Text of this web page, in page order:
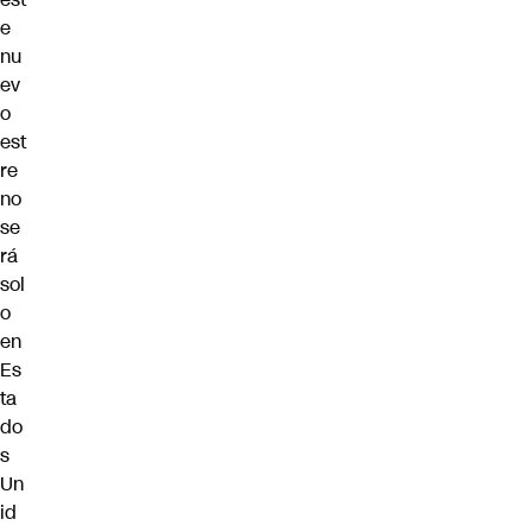
e
nu
ev
o
est
re
no
se
rá
sol
o
en
Es
ta
do
s
Un
id